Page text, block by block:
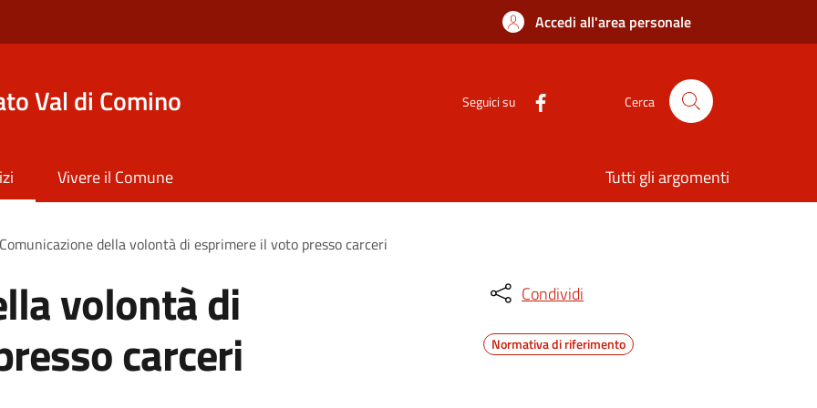
Accedi all'area personale
Val di Comino Seguici su Cerca
Vivere il Comune Tutti gli argomenti
Comunicazione della volontà di esprimere il voto presso carceri
volontà di
carceri
Condividi
Normativa di riferimento